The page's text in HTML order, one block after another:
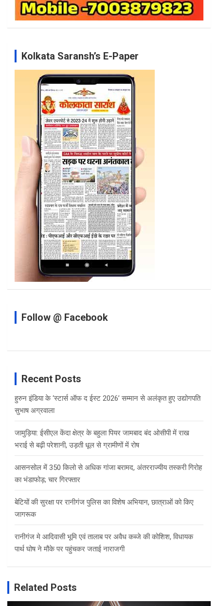
Kolkata Saransh’s E-Paper
Follow @ Facebook
Recent Posts
हुरुन इंडिया के ‘स्टार्स ऑफ द ईस्ट 2026’ सम्मान से अलंकृत हुए उद्योगपति
सुभाष अग्रवाला
जामुड़िया: ईसीएल केंदा क्षेत्र के बहुला पियर जामबाद बंद ओसीपी में राख
भराई से बढ़ी परेशानी, उड़ती धूल से ग्रामीणों में रोष
आसनसोल में 350 किलो से अधिक गांजा बरामद, अंतरराज्यीय तस्करी गिरोह
का भंडाफोड़; चार गिरफ्तार
बेटियों की सुरक्षा पर रानीगंज पुलिस का विशेष अभियान, छात्राओं को किए
जागरूक
रानीगंज मे आदिवासी भूमि एवं तालाब पर अवैध कब्जे की कोशिश, विधायक
पार्थ घोष ने मौके पर पहुंचकर जताई नाराजगी
Related Posts